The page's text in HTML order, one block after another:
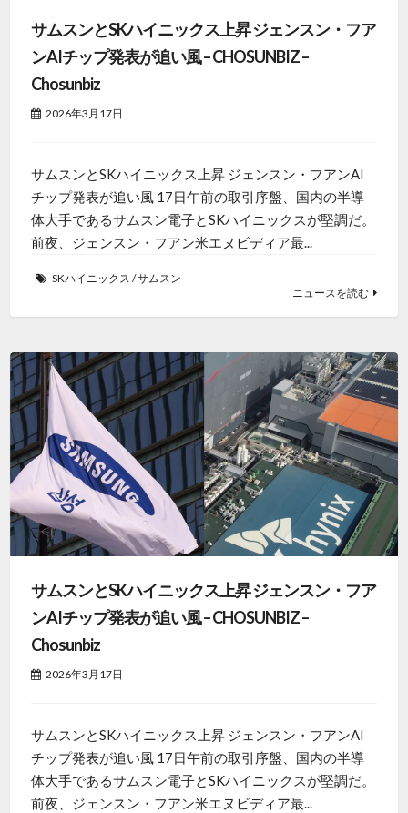
サムスンとSKハイニックス上昇 ジェンスン・フア
ンAIチップ発表が追い風 – CHOSUNBIZ –
Chosunbiz
2026年3月17日
サムスンとSKハイニックス上昇 ジェンスン・フアンAI
チップ発表が追い風 17日午前の取引序盤、国内の半導
体大手であるサムスン電子とSKハイニックスが堅調だ。
前夜、ジェンスン・フアン米エヌビディア最...
SKハイニックス /サムスン
ニュースを読む
サムスンとSKハイニックス上昇 ジェンスン・フア
ンAIチップ発表が追い風 – CHOSUNBIZ –
Chosunbiz
2026年3月17日
サムスンとSKハイニックス上昇 ジェンスン・フアンAI
チップ発表が追い風 17日午前の取引序盤、国内の半導
体大手であるサムスン電子とSKハイニックスが堅調だ。
前夜、ジェンスン・フアン米エヌビディア最...